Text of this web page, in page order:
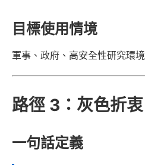
目標使用情境
軍事、政府、高安全性研究環
路徑 3：灰色折衷
一句話定義